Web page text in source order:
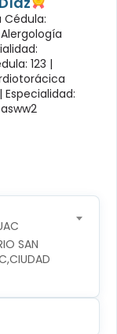
Cédula:
123 |
Especialidad:
SAN